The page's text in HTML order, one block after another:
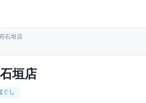
石垣店
垣店
ぐし